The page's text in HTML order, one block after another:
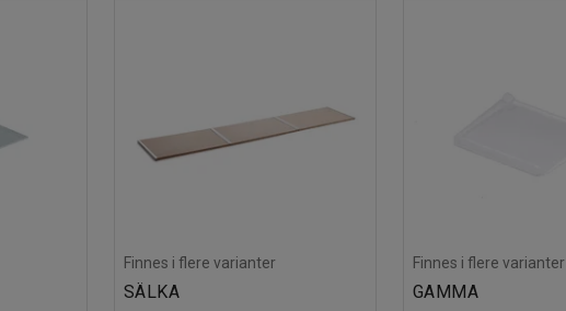
Finnes i flere varianter
SÄLKA
Finnes i flere varianter
GAMMA